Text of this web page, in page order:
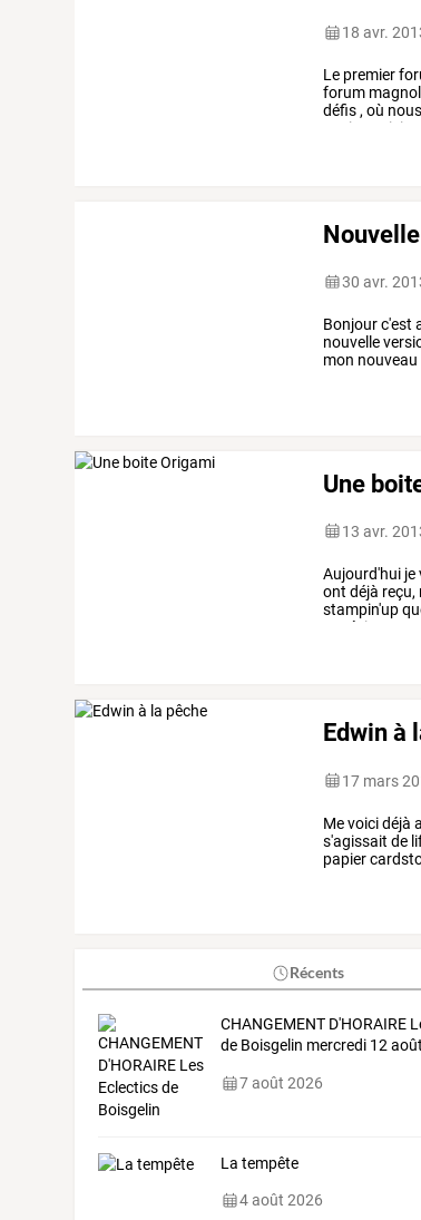
18 avr.
Le premier
forum
défis , où nous
copier:
voici
30 avr.
Bonjour c'est
nouvelle
mon
Une
13 avr.
Aujourd'hui je
ont déjà reçu,
stampin'up
résiste
Edwin à
17 mars
Mevoicidéjà
s'agissait de
papier
Récents
CHANGEMENTD'HORAIRE
deBoisgelin mercredi12août
7 août 2026
La tempête
4 août 2026